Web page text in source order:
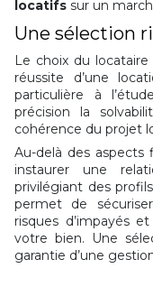
locatifs sur un
Une sélection
Le choix du
réussite d’une
particulière à
précision la
cohérence du projet
Au-delà des aspects
instaurer une
privilégiant des
permet de
risques d’impayés
votre bien. Une
garantie d’une